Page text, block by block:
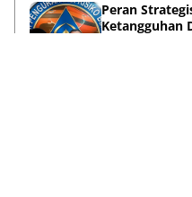
Peran
Ketangguhan